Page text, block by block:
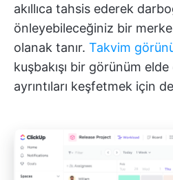
akıllıca tahsis ederek
önleyebileceğiniz bir
olanak tanır. Takvim
kuşbakışı bir görünüm
ayrıntıları keşfetmek için